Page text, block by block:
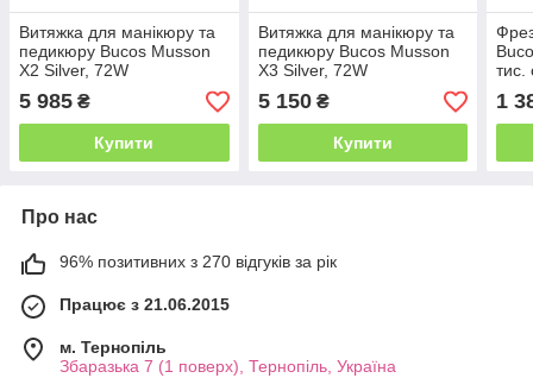
Витяжка для манікюру та
педикюру Bucos Musson
X2 Silver, 72W
5 985 ₴
Купити
Витяжка для манікюру та
педикюру Bucos Musson
X3 Silver, 72W
5 150₴
Купити
тис.
1
Про нас
96% позитивних з 270 відгуків за рік
Працює з 21.06.2015
м. Тернопіль
Збаразька 7 (1 поверх), Тернопіль, Україна